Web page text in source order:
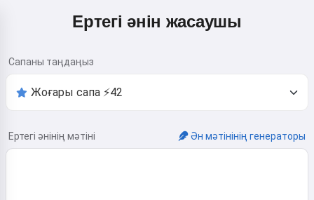
Ертегі әнін жасаушы
Сапаны таңдаңыз
Ертегі әнінің мәтіні Ән мәтінінің генераторы